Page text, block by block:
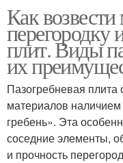
Как
перегородку
плит. Виды
их
Пазогребневая плита
материалов
гребень». Эта
соседние элементы,
и прочность